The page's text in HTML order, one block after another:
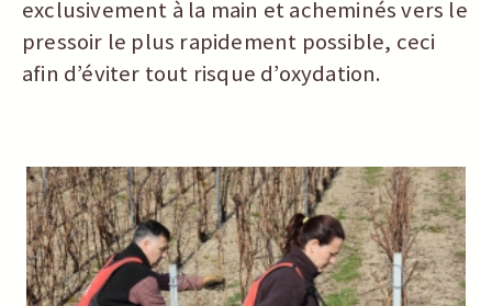
exclusivement à la main et acheminés vers le
pressoir le plus rapidement possible, ceci
afin d’éviter tout risque d’oxydation.